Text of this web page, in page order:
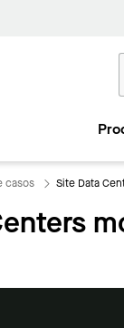
casos Site Data